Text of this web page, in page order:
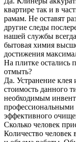
квартире так и в
рамам. Не оставят
другие следы
нашей службы
бытовая химия
достижения
На плитке остались
отмыть?
Да. Устранение клея
стоимость данного
необходимым
профессиональными
эффективного
Сколько человек
Количество человек